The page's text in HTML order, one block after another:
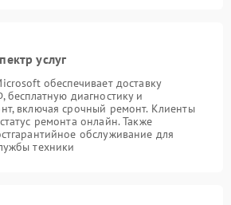
услуг
обеспечивает доставку
бесплатную диагностику и
включая срочный ремонт. Клиенты
ремонта онлайн. Также
обслуживание для
техники